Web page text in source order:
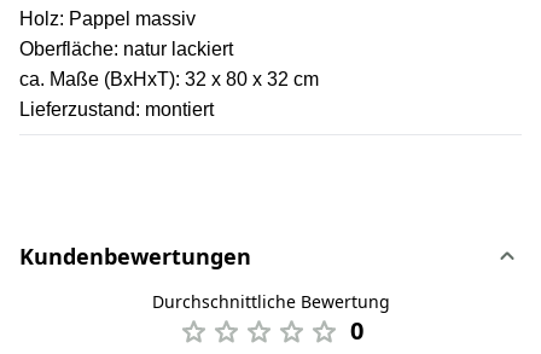
Holz: Pappel massiv
Oberfläche: natur lackiert
ca. Maße (BxHxT): 32 x 80 x 32 cm
Lieferzustand: montiert
Kundenbewertungen
Durchschnittliche Bewertung
0